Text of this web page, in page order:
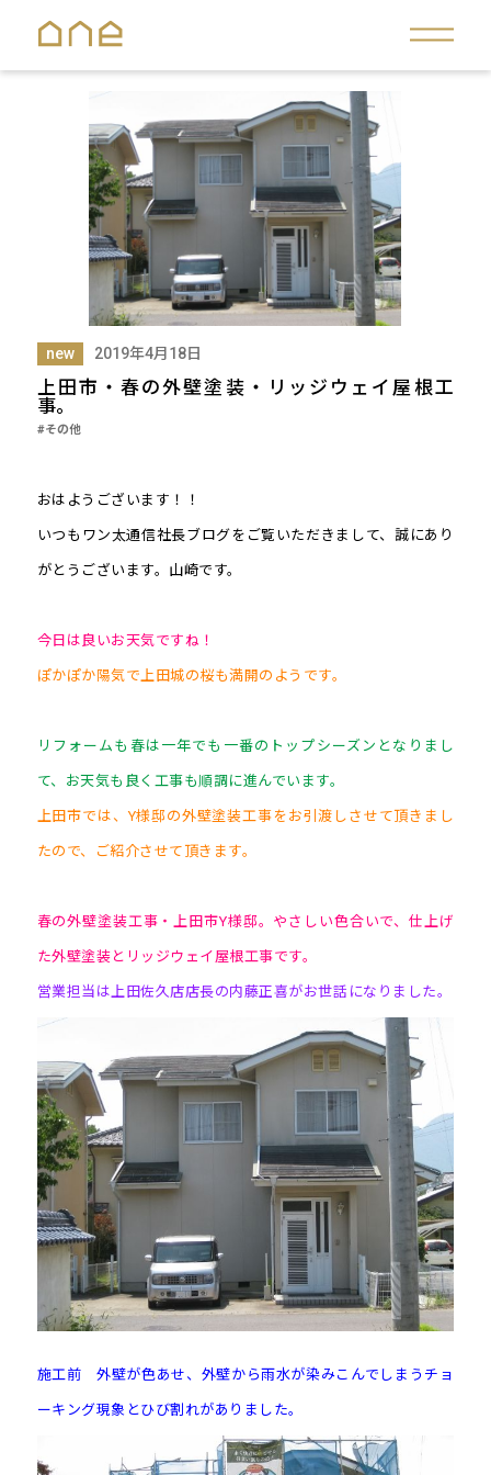
new 2019年4月18日
上田市・春の外壁塗装・リッジウェイ屋根工
事。
#その他
おはようございます！！
いつもワン太通信社長ブログをご覧いただきまして、誠にあり
がとうございます。山崎です。
今日は良いお天気ですね！
ぽかぽか陽気で上田城の桜も満開のようです。
リフォームも春は一年でも一番のトップシーズンとなりまし
て、お天気も良く工事も順調に進んでいます。
上田市では、Y様邸の外壁塗装工事をお引渡しさせて頂きまし
たので、ご紹介させて頂きます。
春の外壁塗装工事・上田市Y様邸。やさしい色合いで、仕上げ
た外壁塗装とリッジウェイ屋根工事です。
営業担当は上田佐久店店長の内藤正喜がお世話になりました。
施工前 外壁が色あせ、外壁から雨水が染みこんでしまうチョ
ーキング現象とひび割れがありました。